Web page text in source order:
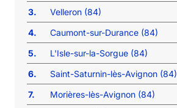
3.
Velleron (84)
4.
Caumont-sur-Durance (84)
5.
L'Isle-sur-la-Sorgue (84)
6.
Saint-Saturnin-lès-Avignon (84)
7.
Morières-lès-Avignon (84)